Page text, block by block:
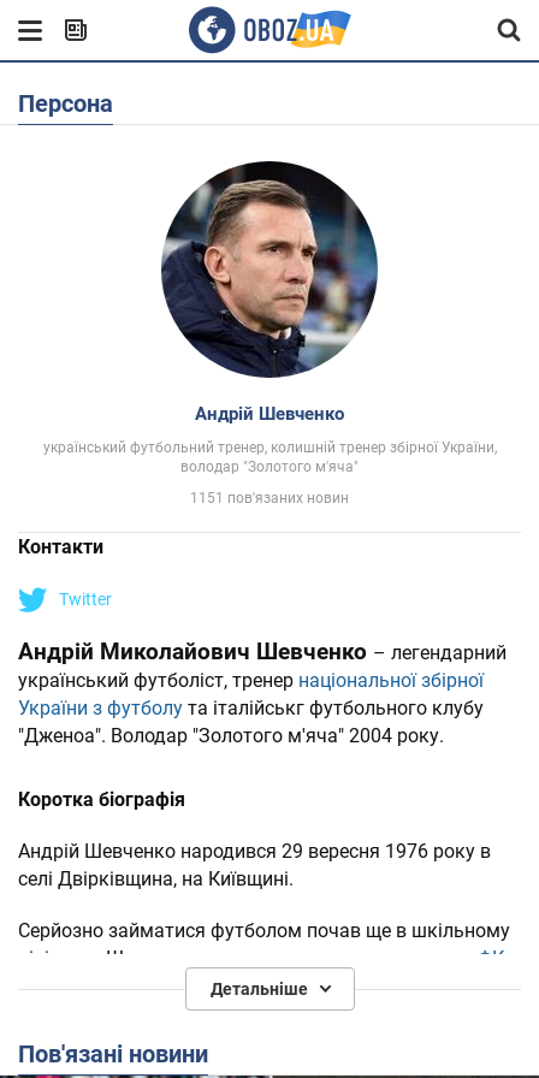
Персона
Андрій Шевченко
український футбольний тренер, колишній тренер збірної України,
володар "Золотого м'яча"
1151 пов'язаних новин
Контакти
Twitter
Андрій Миколайович Шевченко – легендарний
український футболіст, тренер національної збірної
України з футболу та італійськг футбольного клубу
"Дженоа". Володар "Золотого м'яча" 2004 року.
Коротка біографія
Андрій Шевченко народився 29 вересня 1976 року в
селі Двірківщина, на Київщині.
Серйозно займатися футболом почав ще в шкільному
віці, коли Шевченко запросили в спортивну школу
ФК
"Динамо" (Київ).
найкращим бомбардиром.
Детальніше
Пов'язані новини